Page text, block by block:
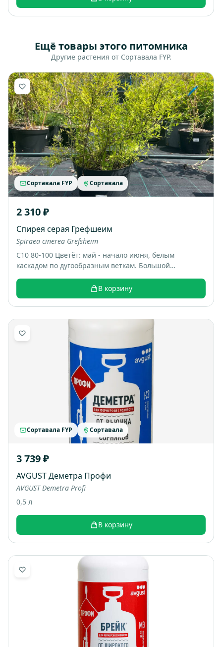
Ещё товары этого питомника
Другие растения от Сортавала FYP.
Сортавала FYP Сортавала
2 310 ₽
Спирея серая Грефшеим
Spiraea cinerea Grefsheim
С10 80-100 Цветёт: май - начало июня, белым
каскадом по дугообразным веткам. Большой
цветами, выглядит как “белый фонтан”. Итоговый
размер: примерно 1,5-2 м высотой и шириной.
В корзину
Сортавала FYP Сортавала
3 739 ₽
AVGUST Деметра Профи
AVGUST Demetra Profi
0,5 л
В корзину